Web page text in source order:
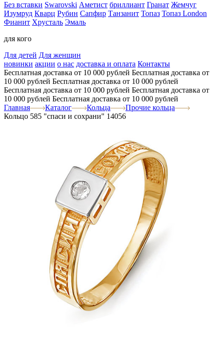
Без вставки Swarovski Аметист бриллиант Гранат Жемчуг
Изумруд Кварц Рубин Сапфир Танзанит Топаз Топаз London
Фианит Хрусталь Эмаль
для кого
Для детей Для женщин
новинки акции о нас доставка и оплата Контакты
Бесплатная доставка от 10 000 рублей Бесплатная доставка от
10 000 рублей Бесплатная доставка от 10 000 рублей
Бесплатная доставка от 10 000 рублей Бесплатная доставка от
10 000 рублей Бесплатная доставка от 10 000 рублей
Главная
Каталог Кольца
Прочие кольца
Кольцо 585 "спаси и сохрани" 14056